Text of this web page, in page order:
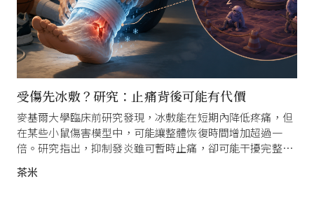
受傷先冰敷？研究：止痛背後可能有代價
麥基爾大學臨床前研究發現，冰敷能在短期內降低疼痛，但
在某些小鼠傷害模型中，可能讓整體恢復時間增加超過一
倍。研究指出，抑制發炎雖可暫時止痛，卻可能干擾完整恢
臨床試驗確認。
茶米